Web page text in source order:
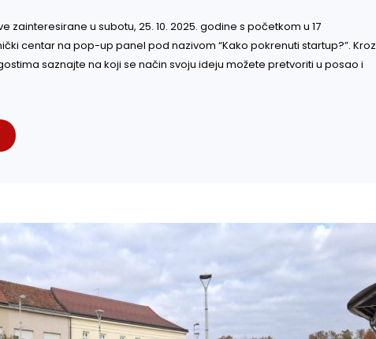
zainteresirane u subotu, 25. 10. 2025. godine s početkom u 17
centar na pop-up panel pod nazivom “Kako pokrenuti startup?”. Kroz
saznajte na koji se način svoju ideju možete pretvoriti u posao i